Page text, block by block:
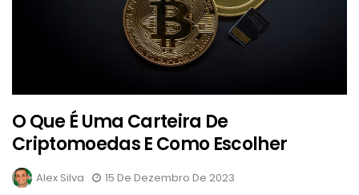
O Que É Uma Carteira De
Criptomoedas E Como Escolher
Alex Silva 15 De Dezembro De 2023